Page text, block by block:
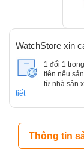
WatchStore xin
1 đổi 1
tiên nếu
từ nhà sản
tiết
Thông tin